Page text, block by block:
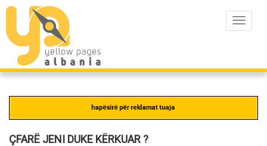
Toggle
ÇFARË JENI DUKE KËRKUAR ?